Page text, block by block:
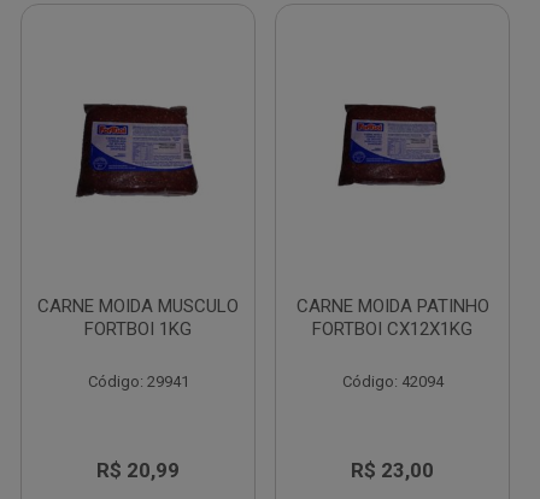
CARNE MOIDA MUSCULO
FORTBOI 1KG
Código: 29941
R$ 20,99
CARNE MOIDA PATINHO
FORTBOI CX12X1KG
Código: 42094
R$ 23,00